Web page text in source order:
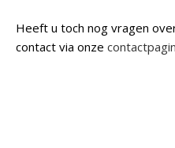
Heeft u toch nog vragen
contact via onze